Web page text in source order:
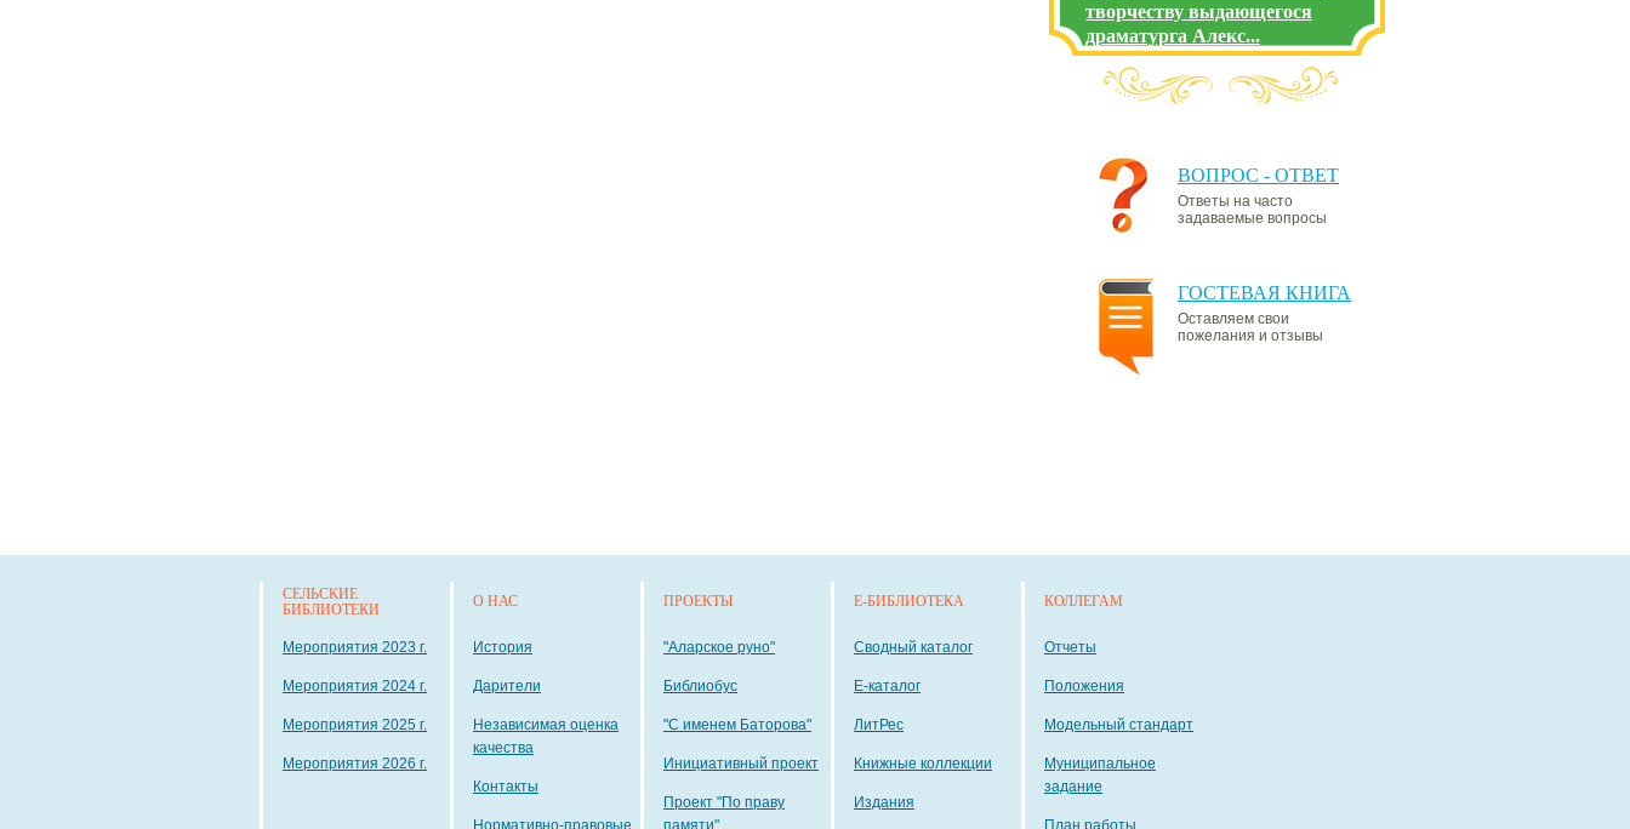
творчеству выдающегося
драматурга Алекс...
ВОПРОС - ОТВЕТ
Ответы на часто
задаваемые вопросы
ГОСТЕВАЯ КНИГА
Оставляем свои
пожелания и отзывы
СЕЛЬСКИЕ
БИБЛИОТЕКИ
Мероприятия 2023 г.
Мероприятия 2024 г.
Мероприятия 2025 г.
Мероприятия 2026 г.
О НАС
История
Дарители
Независимая оценка
качества
Контакты
Нормативно-правовые
ПРОЕКТЫ
"Аларское руно"
Библиобус
"С именем Баторова"
Инициативный проект
Проект "По праву
памяти"
E-БИБЛИОТЕКА
Сводный каталог
E-каталог
ЛитРес
Книжные коллекции
Издания
КОЛЛЕГАМ
Отчеты
Положения
Модельный стандарт
Муниципальное
задание
План работы